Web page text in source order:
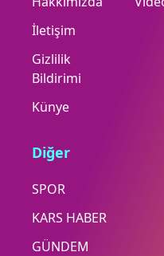
İletişim
Gizlilik
Bildirimi
Künye
Diğer
SPOR
KARS HABER
GÜNDEM